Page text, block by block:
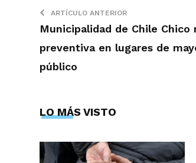
ARTÍCULO ANTERIOR
Municipalidad de Chile Chico
preventiva en lugares de
público
LO MÁS VISTO